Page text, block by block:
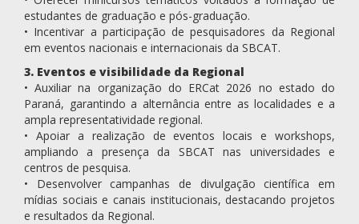
estudantes de graduação e pós-graduação.
• Incentivar a participação de pesquisadores da Regional
em eventos nacionais e internacionais da SBCAT.
3. Eventos e visibilidade da Regional
• Auxiliar na organização do ERCat 2026 no estado do
Paraná, garantindo a alternância entre as localidades e a
ampla representatividade regional.
• Apoiar a realização de eventos locais e workshops,
ampliando a presença da SBCAT nas universidades e
centros de pesquisa.
• Desenvolver campanhas de divulgação científica em
mídias sociais e canais institucionais, destacando projetos
e resultados da Regional.